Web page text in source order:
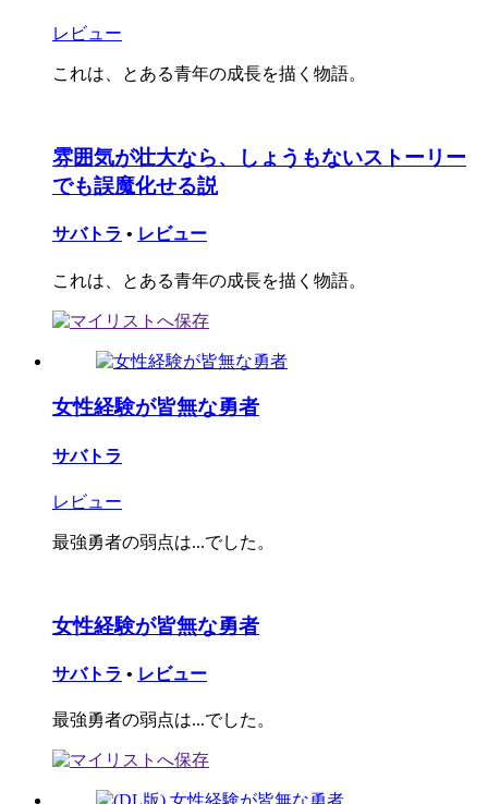
レビュー
これは、とある青年の成長を描く物語。
雰囲気が壮大なら、しょうもないストーリー
でも誤魔化せる説
サバトラ • レビュー
これは、とある青年の成長を描く物語。
女性経験が皆無な勇者
サバトラ
レビュー
最強勇者の弱点は...でした。
女性経験が皆無な勇者
サバトラ • レビュー
最強勇者の弱点は...でした。